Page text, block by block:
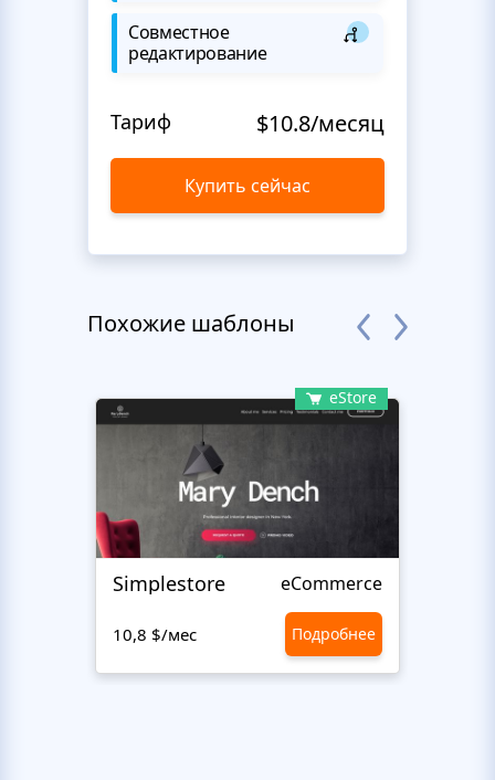
Совместное
редактирование
Тариф $10.8/месяц
Купить сейчас
Похожие шаблоны
eStore
Simplestore eCommerce
10,8 $/мес Подробнее